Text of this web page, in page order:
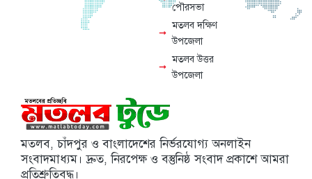
মতলব, চাঁদপুর ও বাংলাদেশের নির্ভরযোগ্য অনলাইন
সংবাদমাধ্যম। দ্রুত, নিরপেক্ষ ও বস্তুনিষ্ঠ সংবাদ প্রকাশে আমরা
প্রতিশ্রুতিবদ্ধ।
পৌরসভা
মতলব দক্ষিণ
উপজেলা
মতলব উত্তর
উপজেলা